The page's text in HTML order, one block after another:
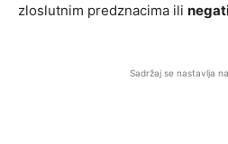
zloslutnim predznacima ili
Sadržaj se nastavlja